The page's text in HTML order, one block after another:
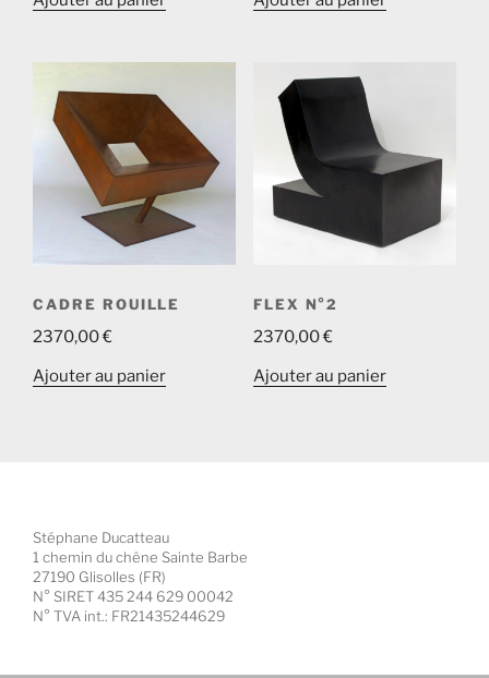
CADRE ROUILLE
2370,00€
Ajouter au panier
FLEX N°2
2370,00€
Ajouter au panier
Stéphane Ducatteau
1 chemin du chêne Sainte Barbe
27190 Glisolles (FR)
N° SIRET 435 244 629 00042
N° TVA int.: FR21435244629